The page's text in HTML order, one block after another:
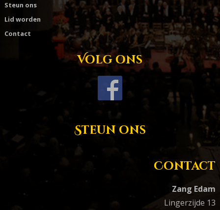
Steun ons
Lid worden
Contact
Volg ons
Steun ons
Contact
Zang Edam
Lingerzijde 13